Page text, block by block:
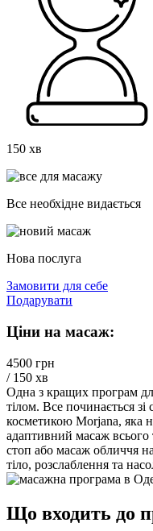
150 хв
Все необхідне видається
Нова послуга
Замовити для себе
Подарувати
Ціни на масаж:
4500 грн
/ 150 хв
Одна з кращих програм
тілом. Все починається зі
косметикою Morjana, яка
адаптивний масаж всього
стоп або масаж обличчя
тіло, розслаблення та
Що входить до